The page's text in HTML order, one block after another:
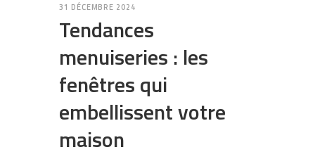
31 DÉCEMBRE 2024
Tendances
menuiseries : les
fenêtres qui
embellissent votre
maison